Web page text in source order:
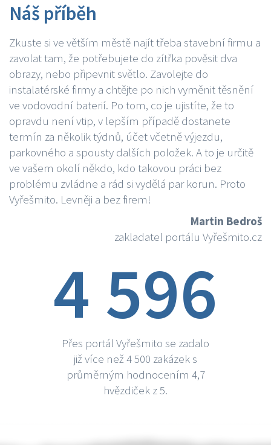
Náš příběh
Zkuste si ve větším městě najít třeba stavební firmu a
zavolat tam, že potřebujete do zítřka pověsit dva
obrazy, nebo připevnit světlo. Zavolejte do
instalatérské firmy a chtějte po nich vyměnit těsnění
ve vodovodní baterií. Po tom, co je ujistíte, že to
opravdu není vtip, v lepším případě dostanete
termín za několik týdnů, účet včetně výjezdu,
parkovného a spousty dalších položek. A to je určitě
ve vašem okolí někdo, kdo takovou práci bez
problému zvládne a rád si vydělá par korun. Proto
Vyřešmito. Levněji a bez firem!
Martin Bedroš
zakladatel portálu Vyřešmito.cz
4 596
Přes portál Vyřešmito se zadalo
již více než 4 500 zakázek s
průměrným hodnocením 4,7
hvězdiček z 5.